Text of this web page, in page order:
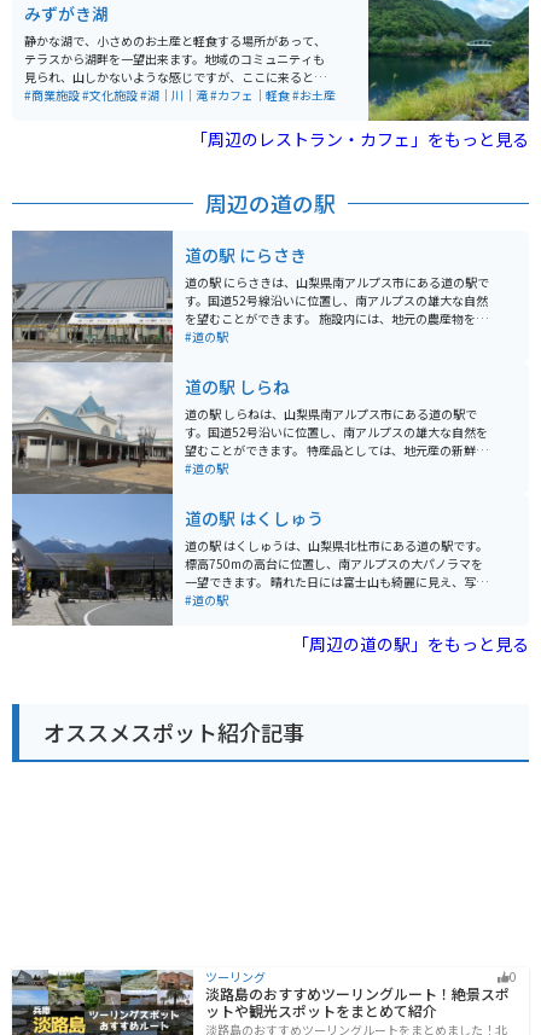
みずがき湖
静かな湖で、小さめのお土産と軽食する場所があって、
テラスから湖畔を一望出来ます。地域のコミュニティも
見られ、山しかないような感じですが、ここに来るとそ
の奥行きを感じられて心地良い場所です。 また、道中の
#商業施設#文化施設#湖｜川｜滝#カフェ｜軽食#お土産
「周辺のレストラン・カフェ」をもっと見る
周辺の道の駅
道の駅 にらさき
道の駅 にらさきは、山梨県南アルプス市にある道の駅で
す。国道52号線沿いに位置し、南アルプスの雄大な自然
を望むことができます。 施設内には、地元の農産物をは
じめ、特産品や工芸品などを販売するショップがありま
を使ったそばやうどん、山菜料理などが楽しめます。 バ
イクで訪れる際は、道の駅に併設された駐車場にバイク
専用のスペースがあるので便利です。周辺には、南アル
プスエコーラインや夜叉神峠など、ツーリングに最適な
スポットがたくさんあります。 道の駅 にらさきは、雄大
#道の駅
道の駅 しらね
道の駅 しらねは、山梨県南アルプス市にある道の駅で
す。国道52号沿いに位置し、南アルプスの雄大な自然を
望むことができます。 特産品としては、地元産の新鮮な
野菜や果物が人気です。特に、桃やぶどうは、糖度が高
れる場合、道の駅 しらねは、ツーリングの休憩場所とし
て最適です。駐車場も広く、バイクスタンドも設置され
ています。周辺には、南アルプスや富士山など、絶景ス
ポットが多く点在しており、ツーリングの拠点としても
おすすめです。
#道の駅
道の駅 はくしゅう
道の駅 はくしゅうは、山梨県北杜市にある道の駅です。
標高750mの高台に位置し、南アルプスの大パノラマを
一望できます。 晴れた日には富士山も綺麗に見え、写真
撮影や景色を楽しむのに最適なスポットです。地元の特
子などが販売されています。レストランでは、地元の食
材を使った料理を楽しむことができます。 バイクで訪れ
しても、ぜひ立ち寄ってみてください。
#道の駅
「周辺の道の駅」をもっと見る
オススメスポット紹介記事
ツーリング 0
淡路島のおすすめツーリングルート！絶景スポ
ットや観光スポットをまとめて紹介
淡路島のおすすめツーリングルートをまとめました！北